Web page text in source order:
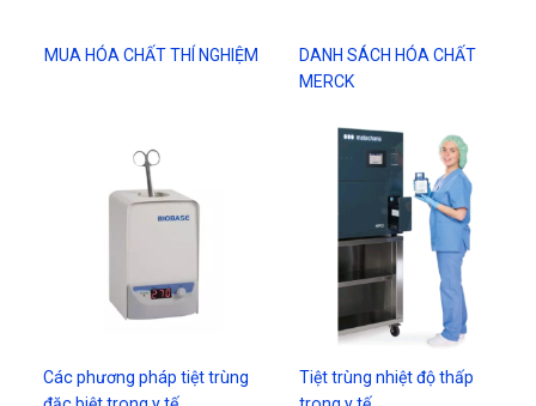
MUA HÓA CHẤT THÍ NGHIỆM
DANH SÁCH HÓA CHẤT
MERCK
Các phương pháp tiệt trùng
Tiệt trùng nhiệt độ thấp